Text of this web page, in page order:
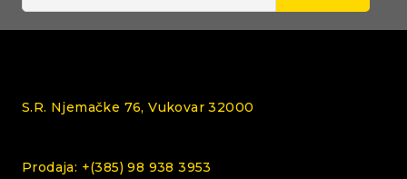
S.R. Njemačke 76, Vukovar 32000
Prodaja: +(385) 98 938 3953